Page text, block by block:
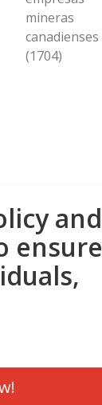
mineras
canadienses
(1704)
and
ensure